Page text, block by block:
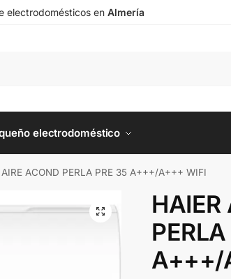
electrodomésticos en Almería
electrodoméstico
AIRE ACOND PERLA PRE 35 A+++/A+++ WIFI
HAIER
A+++/